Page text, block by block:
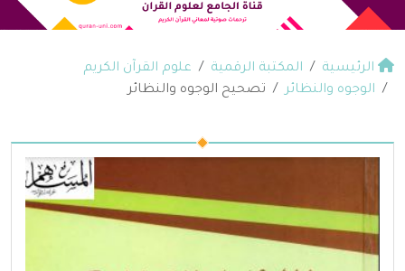
الرئيسية المكتبة الرقمية
علوم القرآن الكريم
الوجوه والنظائر
تصحيح الوجوه والنظائر